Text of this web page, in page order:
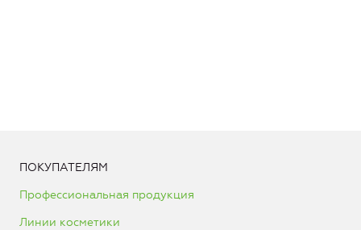
ПОКУПАТЕЛЯМ
Профессиональная продукция
Линии косметики